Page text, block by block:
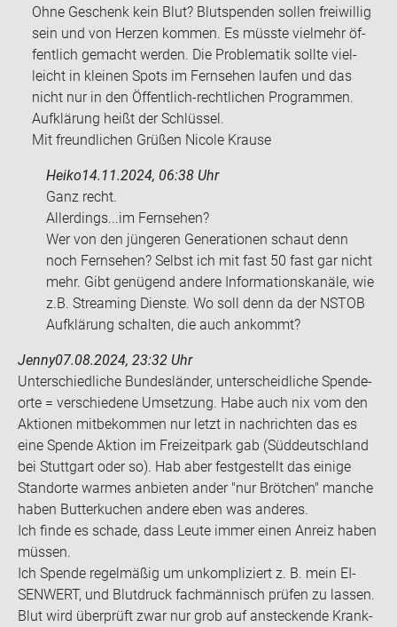
Ohne Ge­schenk kein Blut? Blut­spen­den sol­len frei­wil­lig
sein und von Her­zen kom­men. Es müss­te viel­mehr öf­
fent­lich ge­macht wer­den. Die Pro­ble­ma­tik soll­te viel­
leicht in klei­nen Spots im Fern­se­hen lau­fen und das
nicht nur in den Öffentlich-​rechtlichen Pro­gram­men.
Auf­klä­rung heißt der Schlüs­sel.
Mit freund­li­chen Grü­ßen Ni­co­le Krau­se
Heiko14.11.2024, 06:38 Uhr
Ganz recht.
Al­ler­dings...im Fern­se­hen?
Wer von den jün­ge­ren Ge­nera­tio­nen schaut denn
noch Fern­se­hen? Selbst ich mit fast 50 fast gar nicht
mehr. Gibt ge­nü­gend an­de­re In­for­ma­ti­ons­ka­nä­le, wie
z.B. Strea­ming Diens­te. Wo soll denn da der NSTOB
Auf­klä­rung schal­ten, die auch an­kommt?
Jenny07.08.2024, 23:32 Uhr
Un­ter­schied­li­che Bun­des­län­der, un­ter­scheid­li­che Spen­de­
or­te = ver­schie­de­ne Um­set­zung. Habe auch nix vom den
Ak­tio­nen mit­be­kom­men nur letzt in nach­rich­ten das es
eine Spen­de Ak­ti­on im Frei­zeit­park gab (Süd­deutsch­land
bei Stutt­gart oder so). Hab aber fest­ge­stellt das ei­ni­ge
Stand­or­te war­mes an­bie­ten ander "nur Bröt­chen" man­che
haben But­ter­ku­chen an­de­re eben was an­de­res.
Ich finde es scha­de, dass Leute immer einen An­reiz haben
müs­sen.
Ich Spen­de re­gel­mä­ßig um un­kom­pli­ziert z. B. mein EI­
SEN­WERT, und Blut­druck fach­män­nisch prü­fen zu las­sen.
Blut wird über­prüft zwar nur grob auf an­ste­cken­de Krank­